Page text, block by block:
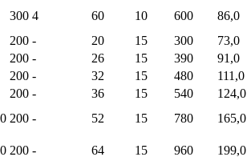
300 4 60 10 600
86,0
200 - 20 15 300
73,0
200 - 26 15 390
91,0
200 - 32 15 480
111,0
200 - 36 15 540
124,0
200 - 52 15 780 165,0
200 - 64 15 960 199,0